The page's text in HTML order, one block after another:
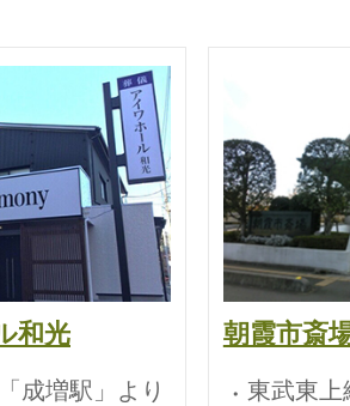
和光
成増駅」より
朝霞市斎
東武東上